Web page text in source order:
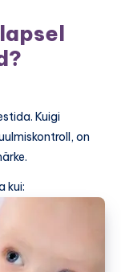
Kuigi
on
kui: